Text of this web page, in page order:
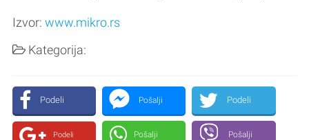
Izvor: www.mikro.rs
Kategorija:
Podeli Pošalji Podeli
Podeli Pošalji Pošalji